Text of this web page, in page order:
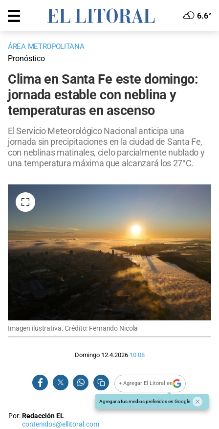
6.6°
ÁREA METROPOLITANA
Pronóstico
Clima en Santa Fe este domingo:
jornada estable con neblina y
temperaturas en ascenso
El Servicio Meteorológico Nacional anticipa una
jornada sin precipitaciones en la ciudad de Santa Fe,
con neblinas matinales, cielo parcialmente nublado y
una temperatura máxima que alcanzará los 27°C.
Imagen ilustrativa. Crédito: Fernando Nicola
Domingo 12.4.2026 10:08
+ Agregar El Litoral en
Agregar a tus medios preferidos en Google
Por:Redacción EL
contenidos@ellitoral.com